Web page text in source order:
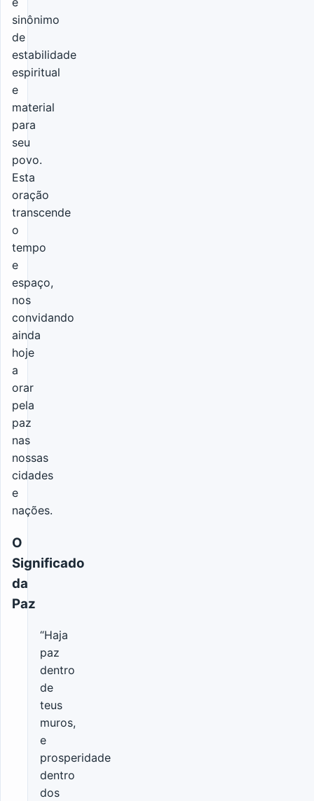
sinônimo
de
estabilidade
espiritual
e
material
para
seu
povo.
Esta
oração
transcende
o
tempo
e
espaço,
nos
convidando
ainda
hoje
a
orar
pela
paz
nas
nossas
cidades
e
nações.
O
Significado
da
Paz
“Haja
paz
dentro
de
teus
muros,
e
prosperidade
dentro
dos